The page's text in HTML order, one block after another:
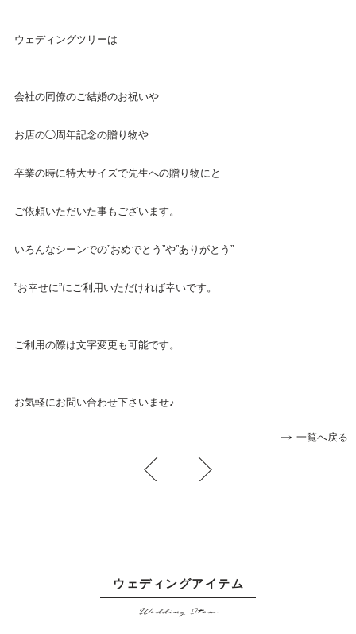
ウェディングツリーは
会社の同僚のご結婚のお祝いや
お店の◯周年記念の贈り物や
卒業の時に特大サイズで先生への贈り物にと
ご依頼いただいた事もございます。
いろんなシーンでの”おめでとう”や”ありがとう”
”お幸せに”にご利用いただければ幸いです。
ご利用の際は文字変更も可能です。
お気軽にお問い合わせ下さいませ♪
一覧へ戻る
ウェディングアイテム
Wedding Item